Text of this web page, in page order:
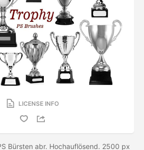
LICENSE INFO
Bürsten abr. Hochauflösend. 2500 px